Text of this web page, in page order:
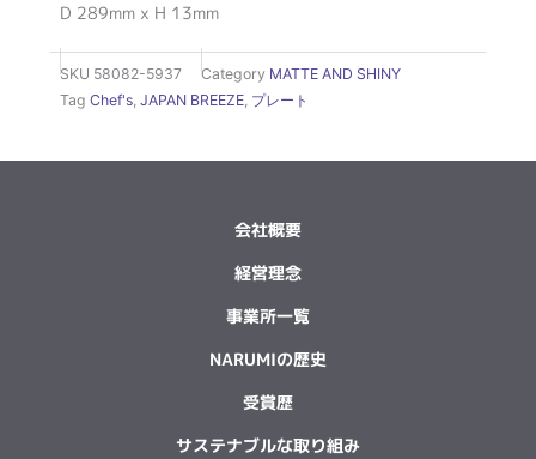
D 289mm x H 13mm
SKU 58082-5937 Category MATTE AND SHINY
Tag Chef's JAPAN BREEZE プレート
会社概要
経営理念
事業所一覧
NARUMIの歴史
受賞歴
サステナブルな取り組み